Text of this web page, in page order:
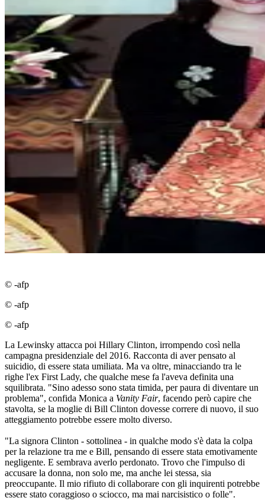
© -afp
© -afp
© -afp
La Lewinsky attacca poi Hillary Clinton, irrompendo così nella
campagna presidenziale del 2016. Racconta di aver pensato al
suicidio, di essere stata umiliata. Ma va oltre, minacciando tra le
righe l'ex First Lady, che qualche mese fa l'aveva definita una
squilibrata. "Sino adesso sono stata timida, per paura di diventare un
problema", confida Monica a Vanity Fair, facendo però capire che
stavolta, se la moglie di Bill Clinton dovesse correre di nuovo, il suo
atteggiamento potrebbe essere molto diverso.
"La signora Clinton - sottolinea - in qualche modo s'è data la colpa
per la relazione tra me e Bill, pensando di essere stata emotivamente
negligente. E sembrava averlo perdonato. Trovo che l'impulso di
accusare la donna, non solo me, ma anche lei stessa, sia
preoccupante. Il mio rifiuto di collaborare con gli inquirenti potrebbe
essere stato coraggioso o sciocco, ma mai narcisistico o folle".